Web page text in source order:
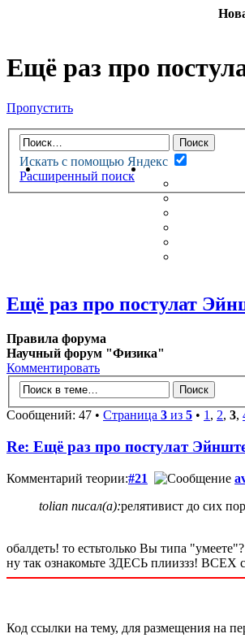
Ещё раз про
Пропустить
Искать с помощью Яндекс
Расширенный поиск
НОВАЯ ТЕОРИЯФОРУМ
Ещё раз про постулат
Правила форума
Научный форум "Физика"
Комментировать
Сообщений: 47 • Страница 3 из 5 • 1, 2, 3,
Re: Ещё раз про постулат
Комментарий теории:#21
tolian писал(а):релятивист до сих
обалдеть! то естьтолько Вы типа
ну так ознакомьте ЗДЕСЬ плииззз!
Код ссылки на тему, для размещения на